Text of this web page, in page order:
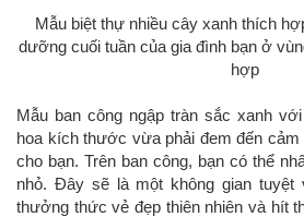
Mẫu biệt thự nhiều cây xanh thích
dưỡng cuối tuần của gia đình bạn ở
hợp
Mẫu ban công ngập tràn sắc xanh
hoa kích thước vừa phải đem đến cảm
cho bạn. Trên ban công, bạn có thể
nhỏ. Đây sẽ là một không gian
thưởng thức vẻ đẹp thiên nhiên và hít